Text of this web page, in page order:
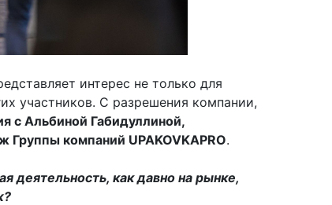
интерес не только для
участников. С разрешения компании,
с Альбиной Габидуллиной,
компаний UPAKOVKAPRO.
деятельность, как давно на рынке,